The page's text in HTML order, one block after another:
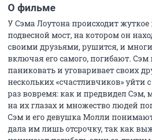
О фильме
У Сэма Лоутона происходит жуткое
подвесной мост, на котором он
своими друзьями, рушится, и
включая его самого, погибают. Сэм
паниковать и уговаривает своих
нескольких «счастливчиков» уйти
раз вовремя: как и предвидел Сэм,
на их глазах и множество людей
Сэм и его девушка Молли
дала им лишь отсрочку, так как